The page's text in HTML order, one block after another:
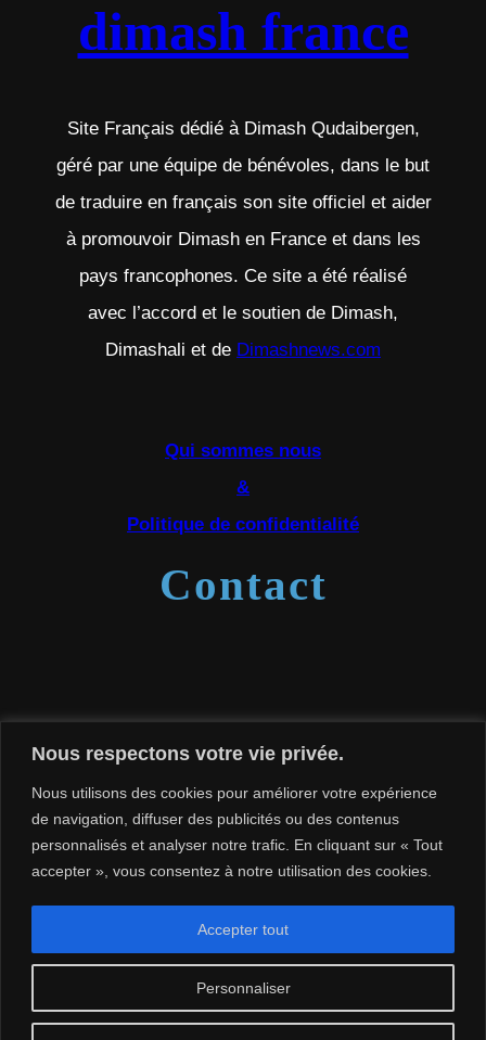
Nous respectons votre vie privée.
Nous utilisons des cookies pour améliorer votre expérience
de navigation, diffuser des publicités ou des contenus
personnalisés et analyser notre trafic. En cliquant sur « Tout
accepter », vous consentez à notre utilisation des cookies.
Personnaliser
Accepter tout
dimash france
Site Français dédié à Dimash Qudaibergen,
géré par une équipe de bénévoles, dans le but
de traduire en français son site officiel et aider
à promouvoir Dimash en France et dans les
pays francophones. Ce site a été réalisé
avec l’accord et le soutien de Dimash,
Dimashali et de Dimashnews.com
Qui sommes nous
&
Politique de confidentialité
Contact
contact.dimashfrance@gmail.com
Facebook YouTube X InstagramSpotify TikTok
© Copyright 2023/ Dimash
France /We Need Dimash
Rising Themesand